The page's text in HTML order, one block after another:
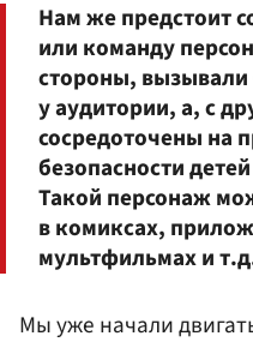
Нам же предстоит
или команду
стороны,
у аудитории, а, с
сосредоточены на
безопасности
Такой персонаж
в комиксах,
мультфильмах и
Мы уже начали